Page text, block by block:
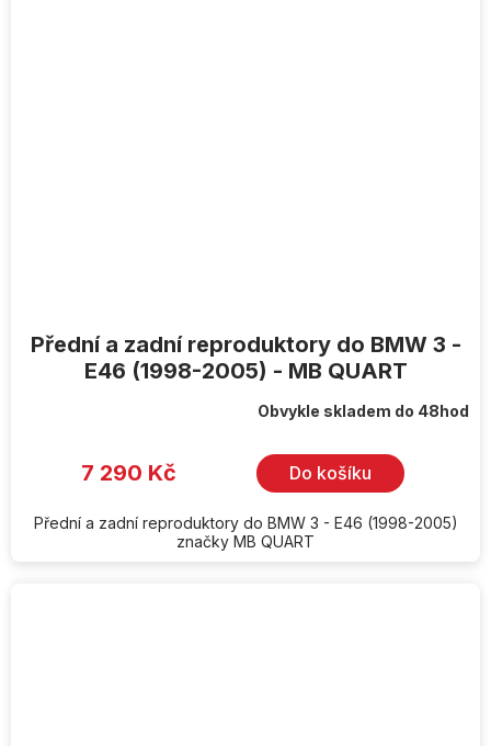
Přední a zadní reproduktory do BMW 3 -
E46 (1998-2005) - MB QUART
Obvykle skladem do 48hod
7 290 Kč Do košíku
Přední a zadní reproduktory do BMW 3 - E46 (1998-2005)
značky MB QUART